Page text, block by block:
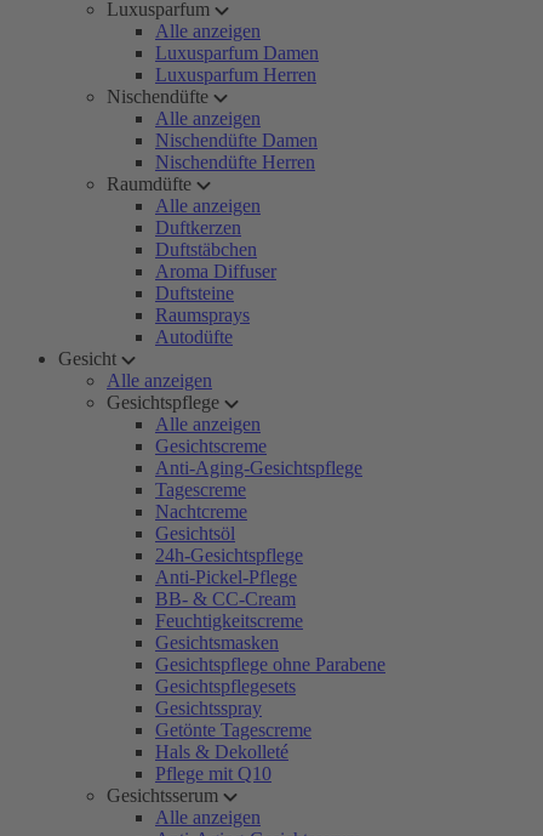
Luxusparfum
Alle anzeigen
Luxusparfum Damen
Luxusparfum Herren
Nischendüfte
Alle anzeigen
Nischendüfte Damen
Nischendüfte Herren
Raumdüfte
Alle anzeigen
Duftkerzen
Duftstäbchen
Aroma Diffuser
Duftsteine
Raumsprays
Autodüfte
Gesicht
Alle anzeigen
Gesichtspflege
Alle anzeigen
Gesichtscreme
Anti-Aging-Gesichtspflege
Tagescreme
Nachtcreme
Gesichtsöl
24h-Gesichtspflege
Anti-Pickel-Pflege
BB- & CC-Cream
Feuchtigkeitscreme
Gesichtsmasken
Gesichtspflege ohne Parabene
Gesichtspflegesets
Gesichtsspray
Getönte Tagescreme
Hals & Dekolleté
Pflege mit Q10
Gesichtsserum
Alle anzeigen